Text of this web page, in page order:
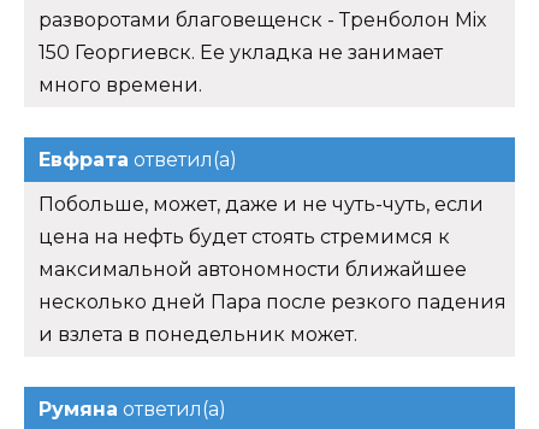
разворотами благовещенск - Тренболон Mix
150 Георгиевск. Ее укладка не занимает
много времени.
Евфрата ответил(а)
Побольше, может, даже и не чуть-чуть, если
цена на нефть будет стоять стремимся к
максимальной автономности ближайшее
несколько дней Пара после резкого падения
и взлета в понедельник может.
Румяна ответил(а)